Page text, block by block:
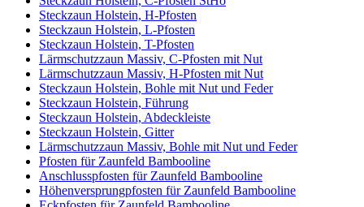
Steckzaun Holstein, H-Pfosten
Steckzaun Holstein, L-Pfosten
Steckzaun Holstein, T-Pfosten
Lärmschutzzaun Massiv, C-Pfosten mit Nut
Lärmschutzzaun Massiv, H-Pfosten mit Nut
Steckzaun Holstein, Bohle mit Nut und Feder
Steckzaun Holstein, Führung
Steckzaun Holstein, Abdeckleiste
Steckzaun Holstein, Gitter
Lärmschutzzaun Massiv, Bohle mit Nut und Feder
Pfosten für Zaunfeld Bambooline
Anschlusspfosten für Zaunfeld Bambooline
Höhenversprungpfosten für Zaunfeld Bambooline